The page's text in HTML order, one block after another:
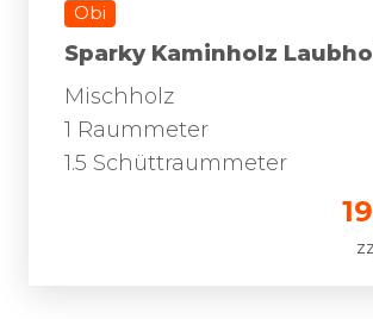
Obi
Sparky Kaminholz
Mischholz
1 Raummeter
1.5 Schüttraummeter